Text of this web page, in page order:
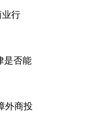
行
是否能
外商投